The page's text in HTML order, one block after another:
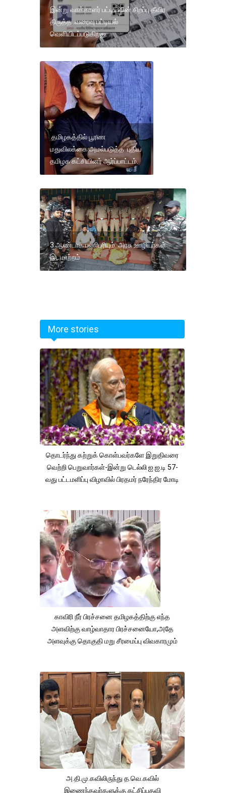
இன்று வாக்காளர் பட்டியலின் சிறப்பு தீவிர
திருத்த .வரைவு பட்டியல்
வெளியிடப்படுகிறது.
தமிழகத்தில் பூரண
மதுவிலக்கை அமல்படுத்த புதிய
தமிழக கட்சியினர் ஆர்ப்பாட்டம்.
3 ஆண்டாக பணிபுரியும் அரசு ஊழியர்கள்
இடமாற்றம்
More stories
தொடர்ந்து கற்றுக் கொள்பவர்களே இறுதிவரை
வெற்றி பெறுவார்கள்-இன்று டெல்லி ஐ.ஐ.டி 57-
வது பட்டமளிப்பு விழாவில் பிரதமர் நரேந்திர மோடி
காவிரி நீர் பிரச்சனை தமிழகத்திற்கு எந்த
அளவிற்கு வாழ்வாதார பிரச்சனையோ,அதே
அளவுக்கு தொகுதி மறு சீரமைப்பு விவகாரமும்
அ.தி.மு.கவிலிருந்து த.வெ.கவில்
இணைந்தவர்களுக்கு கட்சிப்பதவி